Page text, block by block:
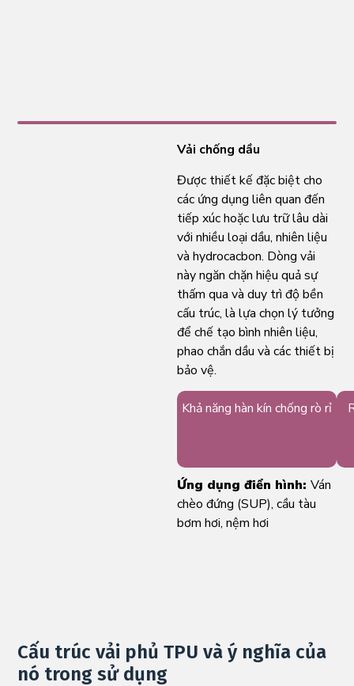
Vải chống dầu
Được thiết kế đặc biệt cho
các ứng dụng liên quan đến
tiếp xúc hoặc lưu trữ lâu dài
với nhiều loại dầu, nhiên liệu
và hydrocacbon. Dòng vải
này ngăn chặn hiệu quả sự
thấm qua và duy trì độ bền
cấu trúc, là lựa chọn lý tưởng
để chế tạo bình nhiên liệu,
phao chắn dầu và các thiết bị
bảo vệ.
Khả năng hàn kín chống rò rỉ
Ứng dụng điển hình: Ván
chèo đứng (SUP), cầu tàu
bơm hơi, nệm hơi
Cấu trúc vải phủ TPU và ý nghĩa của
nó trong sử dụng